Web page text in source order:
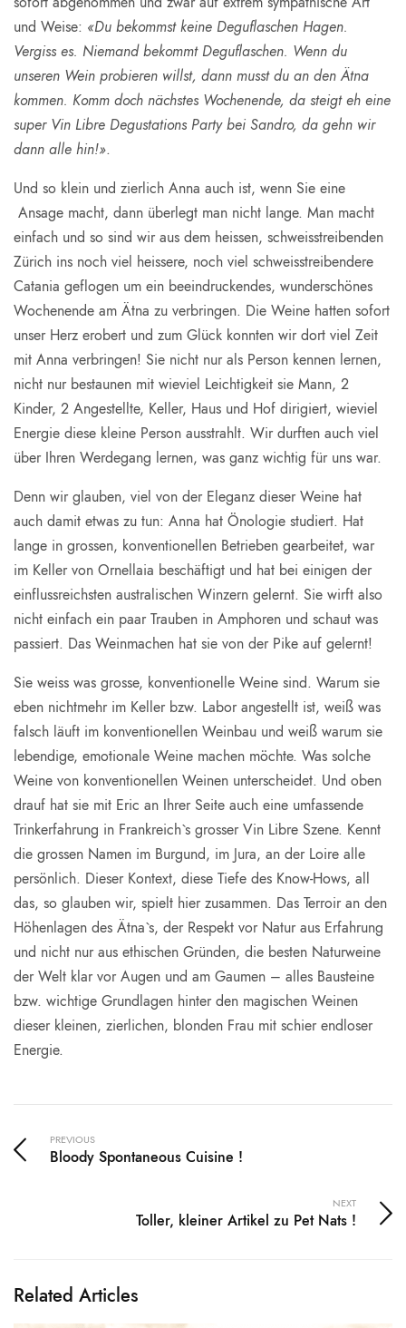
und Weise: «Du bekommst keine Deguflaschen Hagen.
Vergiss es. Niemand bekommt Deguflaschen. Wenn du
unseren Wein probieren willst, dann musst du an den Ätna
kommen. Komm doch nächstes Wochenende, da steigt eh eine
super Vin Libre Degustations Party bei Sandro, da gehn wir
dann alle hin!».
Und so klein und zierlich Anna auch ist, wenn Sie eine
Ansage macht, dann überlegt man nicht lange. Man macht
einfach und so sind wir aus dem heissen, schweisstreibenden
Zürich ins noch viel heissere, noch viel schweisstreibendere
Catania geflogen um ein beeindruckendes, wunderschönes
Wochenende am Ätna zu verbringen. Die Weine hatten sofort
unser Herz erobert und zum Glück konnten wir dort viel Zeit
mit Anna verbringen! Sie nicht nur als Person kennen lernen,
nicht nur bestaunen mit wieviel Leichtigkeit sie Mann, 2
Kinder, 2 Angestellte, Keller, Haus und Hof dirigiert, wieviel
Energie diese kleine Person ausstrahlt. Wir durften auch viel
über Ihren Werdegang lernen, was ganz wichtig für uns war.
Denn wir glauben, viel von der Eleganz dieser Weine hat
auch damit etwas zu tun: Anna hat Önologie studiert. Hat
lange in grossen, konventionellen Betrieben gearbeitet, war
im Keller von Ornellaia beschäftigt und hat bei einigen der
einflussreichsten australischen Winzern gelernt. Sie wirft also
nicht einfach ein paar Trauben in Amphoren und schaut was
passiert. Das Weinmachen hat sie von der Pike auf gelernt!
Sie weiss was grosse, konventionelle Weine sind. Warum sie
eben nichtmehr im Keller bzw. Labor angestellt ist, weiß was
falsch läuft im konventionellen Weinbau und weiß warum sie
lebendige, emotionale Weine machen möchte. Was solche
Weine von konventionellen Weinen unterscheidet. Und oben
drauf hat sie mit Eric an Ihrer Seite auch eine umfassende
Trinkerfahrung in Frankreich`s grosser Vin Libre Szene. Kennt
die grossen Namen im Burgund, im Jura, an der Loire alle
persönlich. Dieser Kontext, diese Tiefe des Know-Hows, all
das, so glauben wir, spielt hier zusammen. Das Terroir an den
Höhenlagen des Ätna`s, der Respekt vor Natur aus Erfahrung
und nicht nur aus ethischen Gründen, die besten Naturweine
der Welt klar vor Augen und am Gaumen – alles Bausteine
bzw. wichtige Grundlagen hinter den magischen Weinen
dieser kleinen, zierlichen, blonden Frau mit schier endloser
Energie.
PREVIOUS
Bloody Spontaneous Cuisine !
NEXT
Toller, kleiner Artikel zu Pet Nats !
Related Articles